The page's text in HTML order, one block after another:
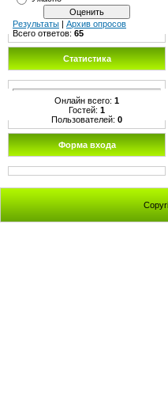
Результаты | Архив опросов
Всего ответов: 65
Статистика
Онлайн всего: 1
Гостей: 1
Пользователей: 0
Форма входа